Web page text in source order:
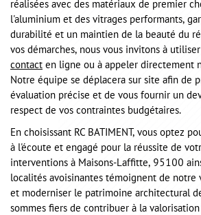
réalisées avec des matériaux de premier
l'aluminium et des vitrages performants,
durabilité et un maintien de la beauté du
vos démarches, nous vous invitons à
contact en ligne ou à appeler directement
Notre équipe se déplacera sur site afin de
évaluation précise et de vous fournir un
respect de vos contraintes budgétaires.
En choisissant RC BATIMENT, vous optez
à l'écoute et engagé pour la réussite de
interventions à Maisons-Laffitte, 95100
localités avoisinantes témoignent de notre
et moderniser le patrimoine architectural
sommes fiers de contribuer à la